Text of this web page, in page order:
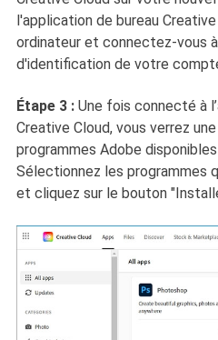
l'application de bureau
ordinateur et connectez-vous
d'identification de votre
Étape 3 :Une fois connecté à
Creative Cloud, vous verrez
programmes Adobe
Sélectionnez les programmes
et cliquez sur le bouton